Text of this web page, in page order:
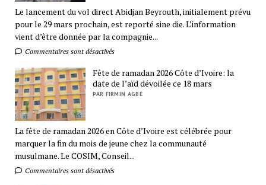
Le lancement du vol direct Abidjan Beyrouth, initialement prévu
pour le 29 mars prochain, est reporté sine die. L’information
vient d’être donnée par la compagnie...
Commentaires sont désactivés
Fête de ramadan 2026 Côte d’Ivoire: la
date de l’aïd dévoilée ce 18 mars
PAR FIRMIN AGBÉ
La fête de ramadan 2026 en Côte d’Ivoire est célébrée pour
marquer la fin du mois de jeune chez la communauté
musulmane. Le COSIM, Conseil...
Commentaires sont désactivés